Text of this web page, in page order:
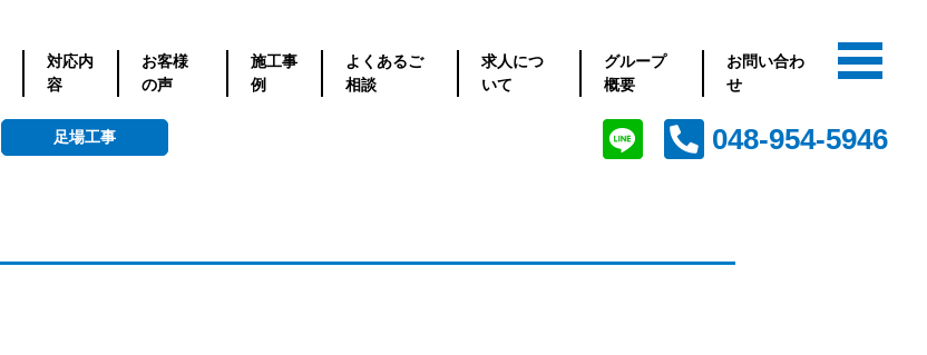
対応内
容
お客様
の声
施工事
例
よくあるご
相談
求人につ
いて
グループ
概要
お問い合わ
せ
足場工事 048-954-5946